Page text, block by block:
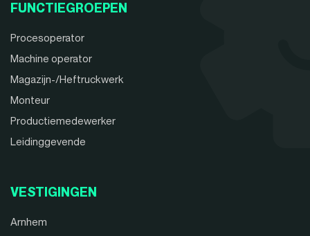
FUNCTIEGROEPEN
Procesoperator
Machine operator
Magazijn-/Heftruckwerk
Monteur
Productiemedewerker
Leidinggevende
VESTIGINGEN
Arnhem